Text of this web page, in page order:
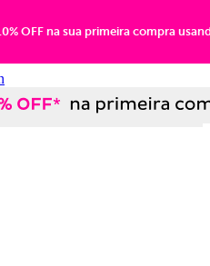
OFF na sua primeira compra